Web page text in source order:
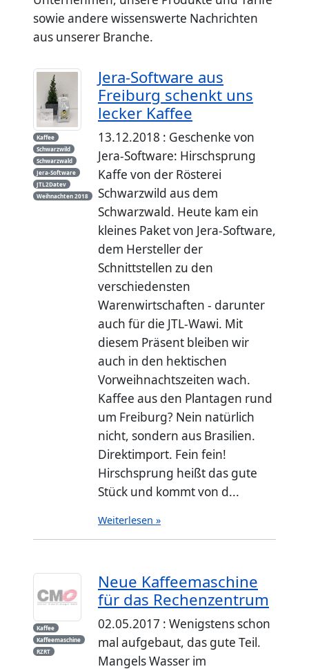
sowie andere wissenswerte Nachrichten
aus unserer Branche.
Kaffee
Schwarzwild
Schwarzwald
Jera-Software
JTL2Datev
Weihnachten 2018
Jera-Software aus
Freiburg schenkt uns
lecker Kaffee
13.12.2018 : Geschenke von
Jera-Software: Hirschsprung
Kaffe von der Rösterei
Schwarzwild aus dem
Schwarzwald. Heute kam ein
kleines Paket von Jera-Software,
dem Hersteller der
Schnittstellen zu den
verschiedensten
Warenwirtschaften - darunter
auch für die JTL-Wawi. Mit
diesem Präsent bleiben wir
auch in den hektischen
Vorweihnachtszeiten wach.
Kaffee aus den Plantagen rund
um Freiburg? Nein natürlich
nicht, sondern aus Brasilien.
Direktimport. Fein fein!
Hirschsprung heißt das gute
Stück und kommt von d...
Weiterlesen »
Kaffee
Kaffeemaschine
RZRT
Neue Kaffeemaschine
für das Rechenzentrum
02.05.2017 : Wenigstens schon
mal aufgebaut, das gute Teil.
Mangels Wasser im